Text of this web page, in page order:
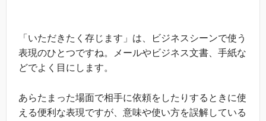
「いただきたく存じます」は、ビジネスシーンで使う
表現のひとつですね。メールやビジネス文書、手紙な
どでよく目にします。
あらたまった場面で相手に依頼をしたりするときに使
える便利な表現ですが、意味や使い方を誤解している